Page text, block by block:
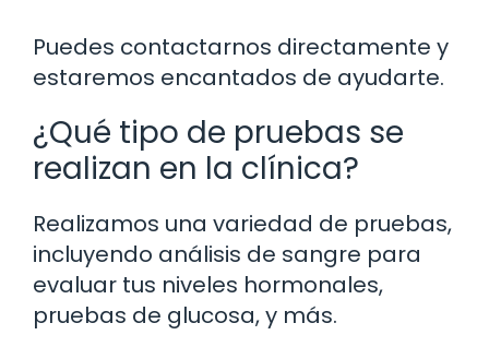
Puedes contactarnos directamente y
estaremos encantados de ayudarte.
¿Qué tipo de pruebas se
realizan en la clínica?
Realizamos una variedad de pruebas,
incluyendo análisis de sangre para
evaluar tus niveles hormonales,
pruebas de glucosa, y más.